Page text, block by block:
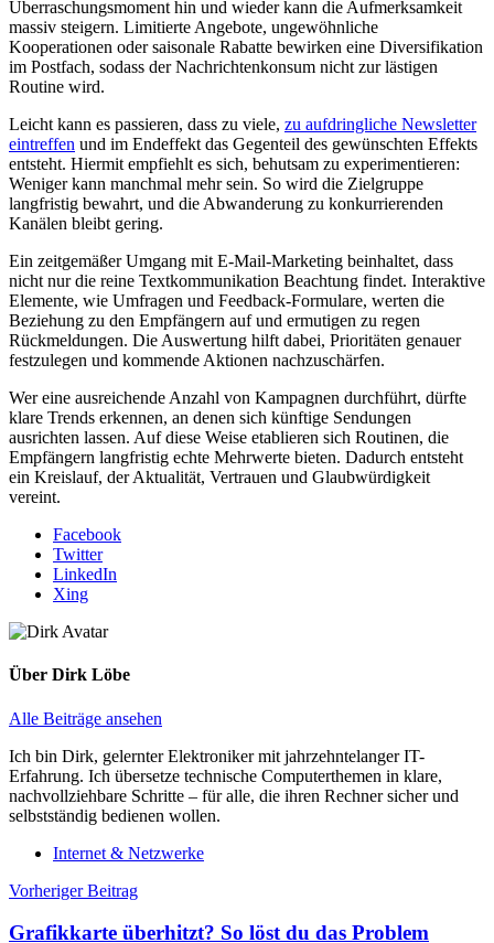
Überraschungsmoment hin und wieder kann die Aufmerksamkeit
massiv steigern. Limitierte Angebote, ungewöhnliche
Kooperationen oder saisonale Rabatte bewirken eine Diversifikation
im Postfach, sodass der Nachrichtenkonsum nicht zur lästigen
Routine wird.
Leicht kann es passieren, dass zu viele, zu aufdringliche Newsletter
eintreffen und im Endeffekt das Gegenteil des gewünschten Effekts
entsteht. Hiermit empfiehlt es sich, behutsam zu experimentieren:
Weniger kann manchmal mehr sein. So wird die Zielgruppe
langfristig bewahrt, und die Abwanderung zu konkurrierenden
Kanälen bleibt gering.
Ein zeitgemäßer Umgang mit E-Mail-Marketing beinhaltet, dass
nicht nur die reine Textkommunikation Beachtung findet. Interaktive
Elemente, wie Umfragen und Feedback-Formulare, werten die
Beziehung zu den Empfängern auf und ermutigen zu regen
Rückmeldungen. Die Auswertung hilft dabei, Prioritäten genauer
festzulegen und kommende Aktionen nachzuschärfen.
Wer eine ausreichende Anzahl von Kampagnen durchführt, dürfte
klare Trends erkennen, an denen sich künftige Sendungen
ausrichten lassen. Auf diese Weise etablieren sich Routinen, die
Empfängern langfristig echte Mehrwerte bieten. Dadurch entsteht
ein Kreislauf, der Aktualität, Vertrauen und Glaubwürdigkeit
vereint.
Facebook
Twitter
LinkedIn
Xing
Über Dirk Löbe
Alle Beiträge ansehen
Ich bin Dirk, gelernter Elektroniker mit jahrzehntelanger IT-
Erfahrung. Ich übersetze technische Computerthemen in klare,
nachvollziehbare Schritte – für alle, die ihren Rechner sicher und
selbstständig bedienen wollen.
Internet & Netzwerke
Beitragsnavigation
Vorheriger Beitrag
Grafikkarte überhitzt? So löst du das Problem